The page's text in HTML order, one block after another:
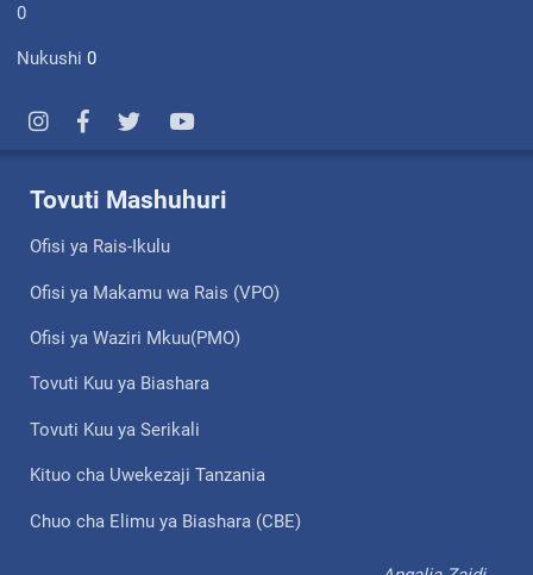
0
Nukushi0
Tovuti Mashuhuri
Ofisi ya Rais-Ikulu
Ofisi ya Makamu wa Rais (VPO)
Ofisi ya Waziri Mkuu(PMO)
Tovuti Kuu ya Biashara
Tovuti Kuu ya Serikali
Kituo cha Uwekezaji Tanzania
Chuo cha Elimu ya Biashara (CBE)